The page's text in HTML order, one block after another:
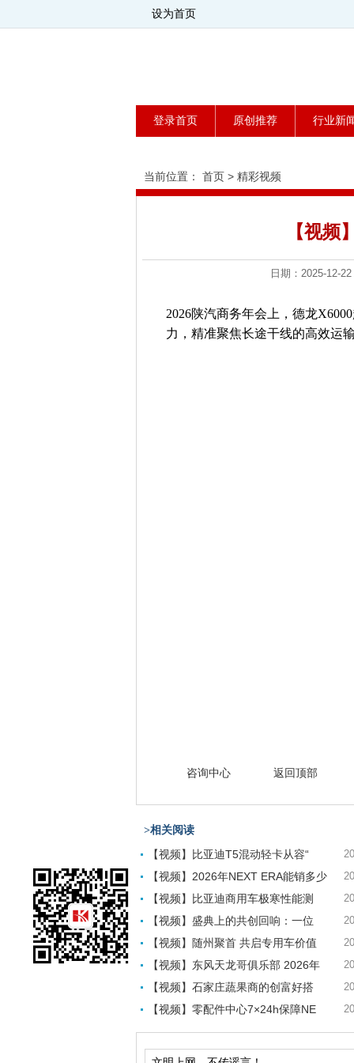
设为首页
登录首页 原创推荐 行业新
当前位置： 首页 > 精彩视频
【视频
日期：2025-
2026陕汽商务年会上，德龙
力，精准聚焦长途干线的高效运
咨询中心 返回顶部
>相关阅读
【视频】比亚迪T5混动轻卡从容“
【视频】2026年NEXT ERA能销多少
【视频】比亚迪商用车极寒性能测
【视频】盛典上的共创回响：一位
【视频】随州聚首 共启专用车价值
【视频】东风天龙哥俱乐部 2026年
【视频】石家庄蔬果商的创富好搭
【视频】零配件中心7×24h保障NE